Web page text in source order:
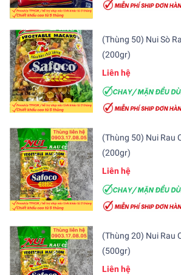
(Thùng 50) Nui Sò
(200gr)
Liên hệ
(Thùng 50) Nui Rau
(200gr)
Liên hệ
(Thùng 20) Nui Rau
(500gr)
Liên hệ